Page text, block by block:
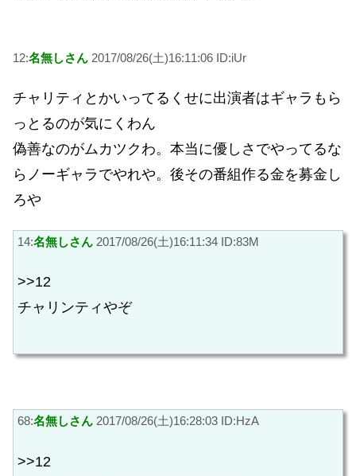
12:名無しさん 2017/08/26(土)16:11:06 ID:iUr
チャリティとかいってるくせに出演者はギャラもら
っとるのが気にくわん
偽善なのがムカツクわ。本当に優しさでやってるな
らノーギャラでやれや。後その番組作る金を募金し
ろや
14:名無しさん 2017/08/26(土)16:11:34 ID:83M
>>12
チャリンティやぞ
68:名無しさん 2017/08/26(土)16:28:03 ID:HzA
>>12